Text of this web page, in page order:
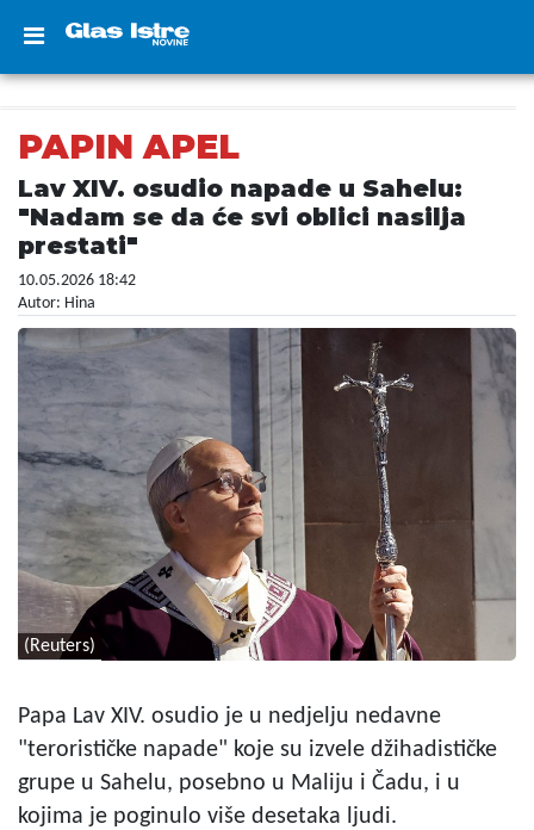
PAPIN APEL
Lav XIV. osudio napade u Sahelu:
"Nadam se da će svi oblici nasilja
prestati"
10.05.2026 18:42
Autor: Hina
(Reuters)
Papa Lav XIV. osudio je u nedjelju nedavne
"terorističke napade" koje su izvele džihadističke
grupe u Sahelu, posebno u Maliju i Čadu, i u
kojima je poginulo više desetaka ljudi.